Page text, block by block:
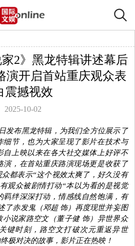
2》黑龙特辑讲述幕后
演开启首站重庆观众表
震撼视效
2025-10-02
发布黑龙特辑，为我们全方位展示了
细节， 也为大家呈现了影片在技术与
自上映以来在各大社交媒体上好评不
演，在首站重庆路演现场更是收获了
都表示“这个视效太爽了，好久没有
观众被剧情打动“本以为看的是视觉
羁绊深深打动， 情感线自然饱满，有
了赤发鬼（邓超 饰）再度现世并妄图
小说家路空文（董子健 饰） 异世界众
键时刻， 路空文打破次元重返异世
极对决的故事，影片正在热映！